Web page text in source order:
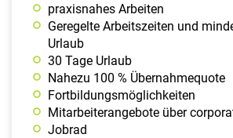
praxisnahes Arbeiten
Geregelte Arbeitszeiten und
Urlaub
30 Tage Urlaub
Nahezu 100 % Übernahmequote
Fortbildungsmöglichkeiten
Mitarbeiterangebote über
Jobrad